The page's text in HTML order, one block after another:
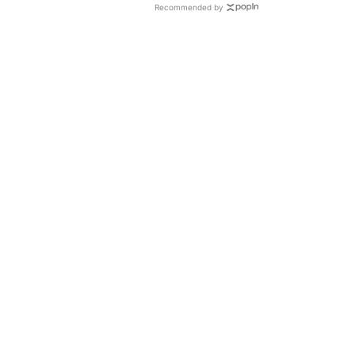
Recommended by